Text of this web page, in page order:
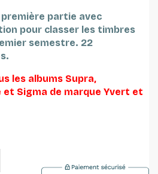
première partie avec
pour classer les timbres
semestre. 22
les albums Supra,
et Sigma de marque Yvert et